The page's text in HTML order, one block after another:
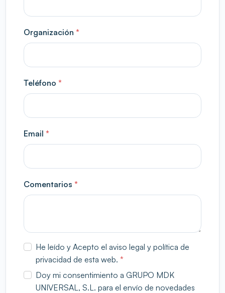
Organización *
Teléfono *
Email *
Comentarios *
He leído y Acepto el aviso legal y política de
privacidad de esta web. *
Doy mi consentimiento a GRUPO MDK
UNIVERSAL, S.L. para el envío de novedades